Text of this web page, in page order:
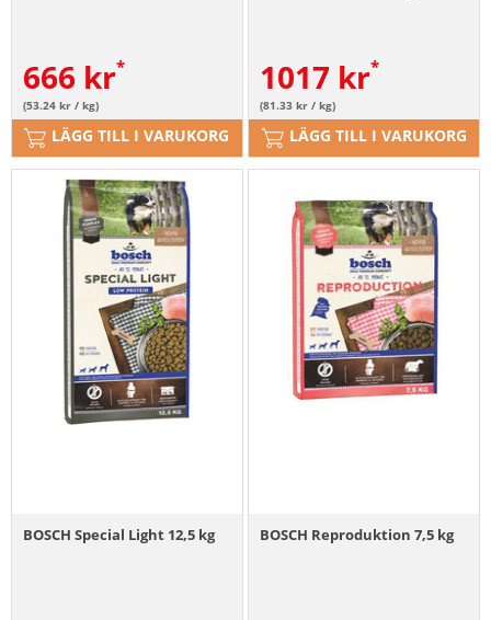
666 kr
(53.24 kr / kg)
LÄGG TILL I VARUKORG
1017 kr
(81.33 kr / kg)
LÄGG TILL I VARUKORG
BOSCH Special Light 12,5 kg BOSCH Reproduktion 7,5 kg